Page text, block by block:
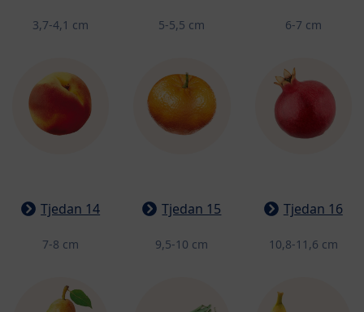
3,7-4,1 cm 5-5,5 cm 6-7 cm
Tjedan 14
7-8 cm
Tjedan 15
9,5-10 cm
Tjedan 16
10,8-11,6 cm